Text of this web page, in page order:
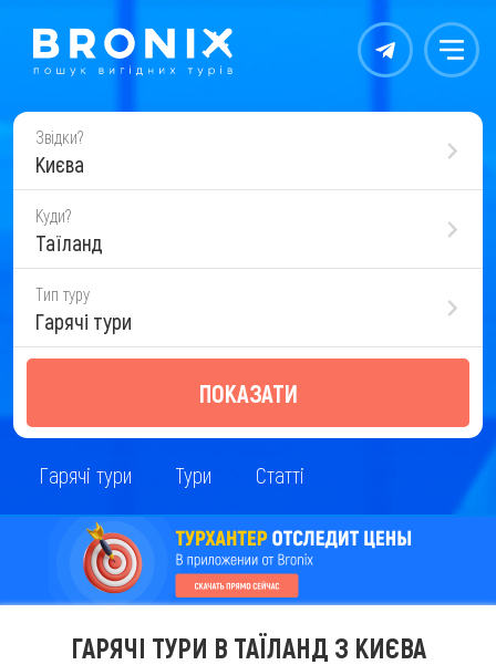
Контакты Меню
Звідки?
Києва
Куди?
Таїланд
Тип туру
Гарячі тури
ПОКАЗАТИ
Гарячі тури Тури Статті
ГАРЯЧІ ТУРИ В ТАЇЛАНД З КИЄВА